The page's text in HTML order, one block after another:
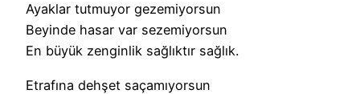
Ayaklar tutmuyor gezemiyorsun
Beyinde hasar var sezemiyorsun
En büyük zenginlik sağlıktır sağlık.
Etrafına dehşet saçamıyorsun